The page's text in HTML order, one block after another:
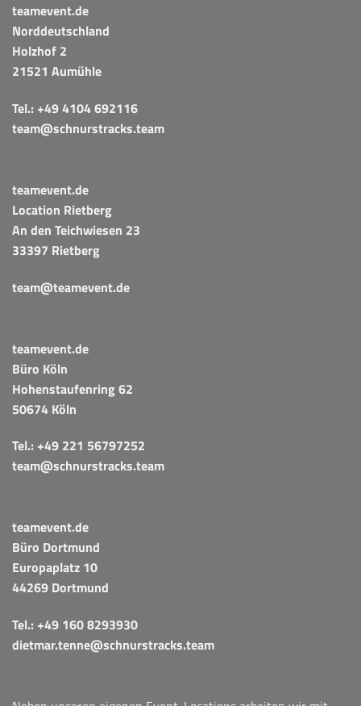
teamevent.de
Norddeutschland
Holzhof 2
21521 Aumühle
Tel.:+49 4104 692116
team@schnurstracks.team
teamevent.de
Location Rietberg
An den Teichwiesen 23
33397 Rietberg
team@teamevent.de
teamevent.de
Büro Köln
Hohenstaufenring 62
50674 Köln
Tel.:+49 221 56797252
team@schnurstracks.team
teamevent.de
Büro Dortmund
Europaplatz 10
44269 Dortmund
Tel.:+49 160 8293930
dietmar.tenne@schnurstracks.team